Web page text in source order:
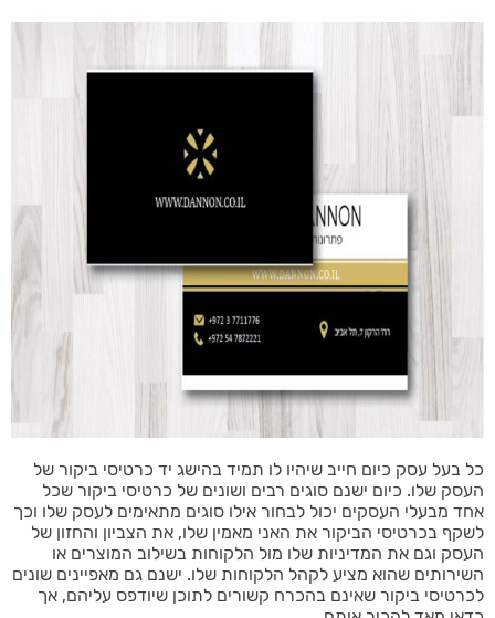
כל בעל עסק כיום חייב שיהיו לו תמיד בהישג יד כרטיסי ביקור של
העסק שלו. כיום ישנם סוגים רבים ושונים של כרטיסי ביקור שכל
אחד מבעלי העסקים יכול לבחור אילו סוגים מתאימים לעסק שלו וכך
לשקף בכרטיסי הביקור את האני מאמין שלו, את הצביון והחזון של
העסק וגם את המדיניות שלו מול הלקוחות בשילוב המוצרים או
השירותים שהוא מציע לקהל הלקוחות שלו. ישנם גם מאפיינים שונים
לכרטיסי ביקור שאינם בהכרח קשורים לתוכן שיודפס עליהם, אך